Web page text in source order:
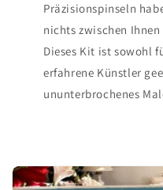
Präzisionspinseln
nichts zwischen
Dieses Kit ist sowohl
erfahrene Künstler
ununterbrochenes